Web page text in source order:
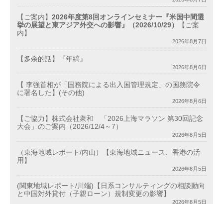
【ご案内】 2026年度第8回オンラインセミナー『米国中間選
挙の展望と東アジア外交への影響』（2026/10/29）
【ご案
内】
2026年8月7日
【多余的話】『年縞』
2026年8月6日
【 李強首相が「国務院による出入国管理規定」の国務院令
に署名した】(その他)
2026年8月6日
【ご協力】株式会社衆和 「2026上海マラソン 第30回記念
大会」のご案内（2026/12/4～7）
2026年8月5日
（東海地域レポート/内山）【東海地域ニュース、香港の活
用】
2026年8月5日
(関東地域レポート/川端)【日系コンサルティングの相談動向
と中国対外貸付（子親ローン）規制変更の影響】
2026年8月5日